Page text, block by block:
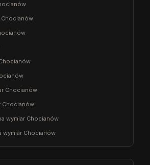
Chocianów
Chocianów
Chocianów
wymiar Chocianów
wymiar Chocianów